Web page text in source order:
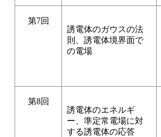
第7回
誘電体のガウスの法
則、誘電体境界面で
の電場
第8回
誘電体のエネルギ
ー、準定常電場に対
する誘電体の応答